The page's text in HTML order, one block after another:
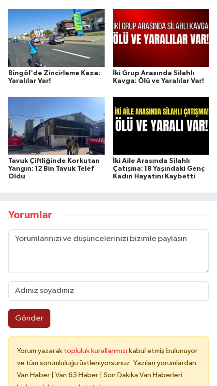
Bingöl'de Zincirleme Kaza:
Yaralılar Var!
İki Grup Arasında Silahlı
Kavga: Ölü ve Yaralılar Var!
Tavuk Çiftliğinde Korkutan
Yangın: 12 Bin Tavuk Telef
Oldu
İki Aile Arasında Silahlı
Çatışma: 18 Yaşındaki Genç
Kadın Hayatını Kaybetti
Yorumlar
Gönder
Yorum yazarak topluluk kurallarımızı kabul etmiş bulunuyor
ve tüm sorumluluğu üstleniyorsunuz. Yazılan yorumlardan
Van Haber | Van 65 Haber | Son Dakika Van Haberleri